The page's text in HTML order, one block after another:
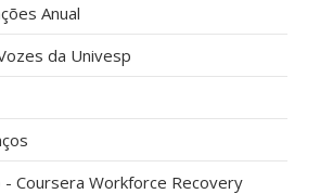
Anual
da Univesp
Coursera Workforce Recovery